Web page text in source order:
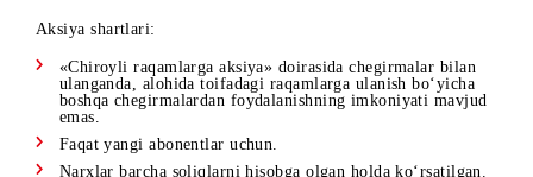
rejasini o‘zgartirish va raqamni bekor qilish taqiqlanadi.
Har qanday kichikroq tarifga o‘tishda (aksiyada ishtirok
etadigan yoki etmaydigan) to‘liq abonent to‘lovi 24 marta
yechib olinmaguncha yoki to‘liq abonent to‘lovi 2 marta
yechib olinmaguncha (yillik tariflar uchun) - abonent taqdim